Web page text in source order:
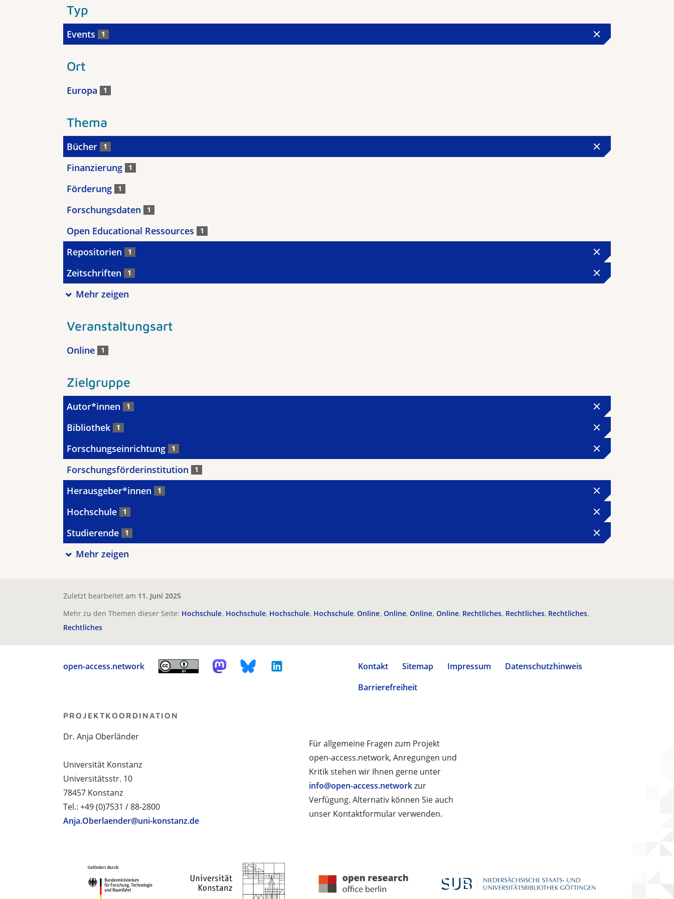
Typ
Events 1
Ort
Europa 1
Thema
Bücher 1
Finanzierung 1
Förderung 1
Forschungsdaten 1
Open Educational Ressources 1
Repositorien 1
Zeitschriften 1
Mehr zeigen
Veranstaltungsart
Online 1
Zielgruppe
Autor*innen 1
Bibliothek 1
Forschungseinrichtung 1
Forschungsförderinstitution 1
Herausgeber*innen 1
Hochschule 1
Studierende 1
Mehr zeigen
Zuletzt bearbeitet am 11. Juni 2025
Mehr zu den Themen dieser Seite: Hochschule Hochschule Hochschule Hochschule Online Online Online Online Rechtliches Rechtliches Rechtliches
Rechtliches
open-access.network Kontakt Sitemap Impressum
Datenschutzhinweis
Barrierefreiheit
Für allgemeine Fragen zum Projekt
open-access.network, Anregungen und
Kritik stehen wir Ihnen gerne unter
info@open-access.networkzur
Verfügung. Alternativ können Sie auch
unser Kontaktformular verwenden.
PROJEKTKOORDINATION
Dr. Anja Oberländer
Universität Konstanz
Universitätsstr. 10
78457 Konstanz
Tel.: +49 (0)7531 / 88-2800
Anja.Oberlaender@uni-konstanz.de